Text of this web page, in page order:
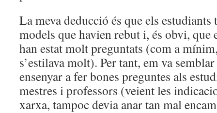
La meva deducció és que els
models que havien rebut i, és obvi, que
han estat molt preguntats (com a
s’estilava molt). Per tant, em va
ensenyar a fer bones preguntes als
mestres i professors (veient les
xarxa, tampoc devia anar tan mal